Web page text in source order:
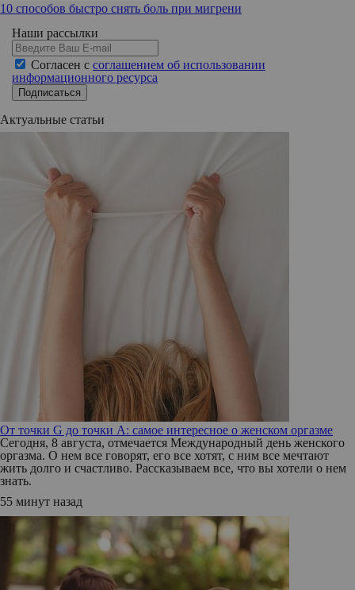
10 способов быстро снять боль при мигрени
Наши рассылки
Согласен с соглашением об использовании
информационного ресурса
Подписаться
Актуальные статьи
От точки G до точки A: самое интересное о женском оргазме
Сегодня, 8 августа, отмечается Международный день женского
оргазма. О нем все говорят, его все хотят, с ним все мечтают
жить долго и счастливо. Рассказываем все, что вы хотели о нем
знать.
55 минут назад